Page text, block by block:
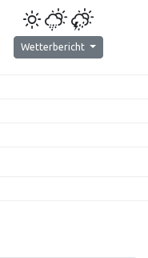
Wetterbericht